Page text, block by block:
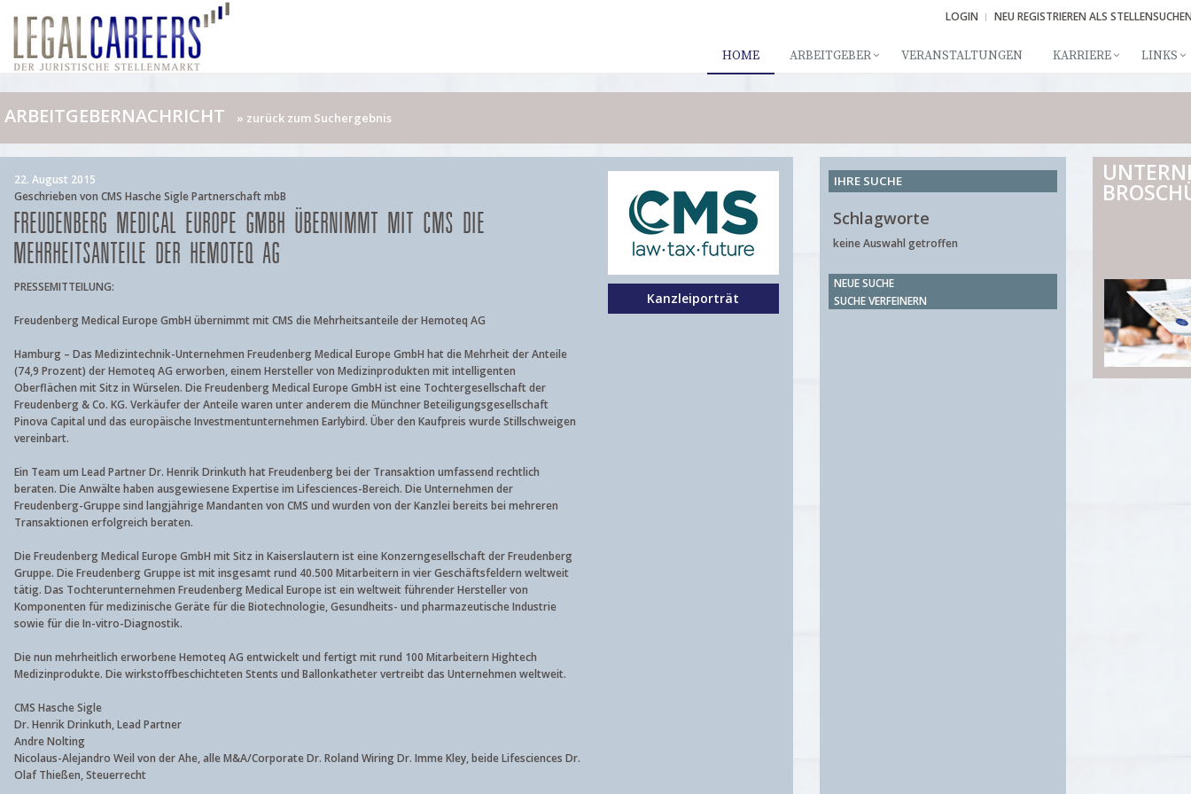
LOGIN NEU REGISTRIEREN ALS
HOME ARBEITGEBER VERANSTALTUNGEN KARRIERE LINKS
ARBEITGEBERNACHRICHT » zurück zum Suchergebnis
22. August 2015
Geschrieben von CMS Hasche Sigle Partnerschaft mbB
FREUDENBERG MEDICAL EUROPE GMBH ÜBERNIMMT MIT CMS DIE
MEHRHEITSANTEILE DER HEMOTEQ AG
PRESSEMITTEILUNG:
Freudenberg Medical Europe GmbH übernimmt mit CMS die Mehrheitsanteile der Hemoteq AG
Hamburg – Das Medizintechnik-Unternehmen Freudenberg Medical Europe GmbH hat die Mehrheit der Anteile
(74,9 Prozent) der Hemoteq AG erworben, einem Hersteller von Medizinprodukten mit intelligenten
Oberflächen mit Sitz in Würselen. Die Freudenberg Medical Europe GmbH ist eine Tochtergesellschaft der
Freudenberg & Co. KG. Verkäufer der Anteile waren unter anderem die Münchner Beteiligungsgesellschaft
Pinova Capital und das europäische Investmentunternehmen Earlybird. Über den Kaufpreis wurde Stillschweigen
vereinbart.
Ein Team um Lead Partner Dr. Henrik Drinkuth hat Freudenberg bei der Transaktion umfassend rechtlich
beraten. Die Anwälte haben ausgewiesene Expertise im Lifesciences-Bereich. Die Unternehmen der
Freudenberg-Gruppe sind langjährige Mandanten von CMS und wurden von der Kanzlei bereits bei mehreren
Transaktionen erfolgreich beraten.
Die Freudenberg Medical Europe GmbH mit Sitz in Kaiserslautern ist eine Konzerngesellschaft der Freudenberg
Gruppe. Die Freudenberg Gruppe ist mit insgesamt rund 40.500 Mitarbeitern in vier Geschäftsfeldern weltweit
tätig. Das Tochterunternehmen Freudenberg Medical Europe ist ein weltweit führender Hersteller von
Komponenten für medizinische Geräte für die Biotechnologie, Gesundheits- und pharmazeutische Industrie
sowie für die In-vitro-Diagnostik.
Die nun mehrheitlich erworbene Hemoteq AG entwickelt und fertigt mit rund 100 Mitarbeitern Hightech
Medizinprodukte. Die wirkstoffbeschichteten Stents und Ballonkatheter vertreibt das Unternehmen weltweit.
CMS Hasche Sigle
Dr. Henrik Drinkuth, Lead Partner
Andre Nolting
Nicolaus-Alejandro Weil von der Ahe, alle M&A/Corporate Dr. Roland Wiring Dr. Imme Kley, beide Lifesciences Dr.
Olaf Thießen, Steuerrecht
Kanzleiporträt
IHRE SUCHE
Schlagworte
keine Auswahl getroffen
NEUE SUCHE
SUCHE VERFEINERN